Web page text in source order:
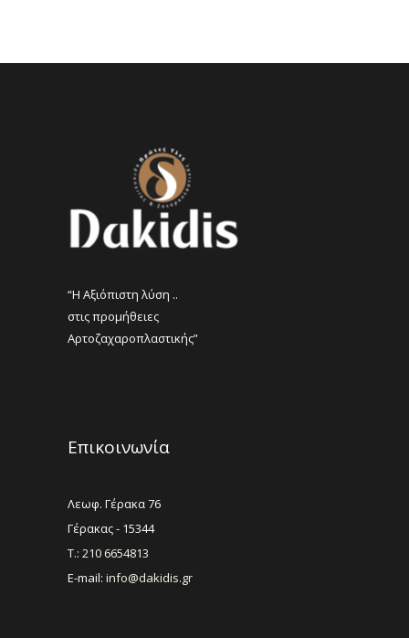
“Η Αξιόπιστη λύση ..
στις προμήθειες
Αρτοζαχαροπλαστικής”
Επικοινωνία
Λεωφ. Γέρακα 76
Γέρακας - 15344
Τ.: 210 6654813
E-mail: info@dakidis.gr